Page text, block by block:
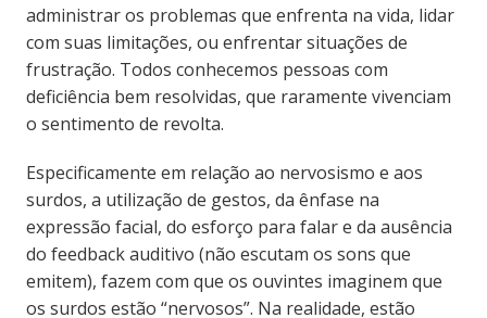
administrar os problemas que enfrenta na vida, lidar
com suas limitações, ou enfrentar situações de
frustração. Todos conhecemos pessoas com
deficiência bem resolvidas, que raramente vivenciam
o sentimento de revolta.
Especificamente em relação ao nervosismo e aos
surdos, a utilização de gestos, da ênfase na
expressão facial, do esforço para falar e da ausência
do feedback auditivo (não escutam os sons que
emitem), fazem com que os ouvintes imaginem que
os surdos estão “nervosos”. Na realidade, estão